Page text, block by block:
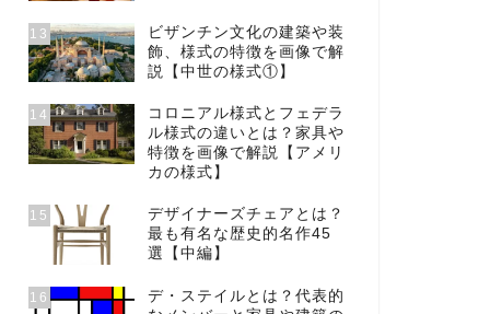
13
ビザンチン文化の建築や装
飾、様式の特徴を画像で解
説【中世の様式①】
14
コロニアル様式とフェデラ
ル様式の違いとは？家具や
特徴を画像で解説【アメリ
カの様式】
15
デザイナーズチェアとは？
最も有名な歴史的名作45
選【中編】
16
デ・ステイルとは？代表的